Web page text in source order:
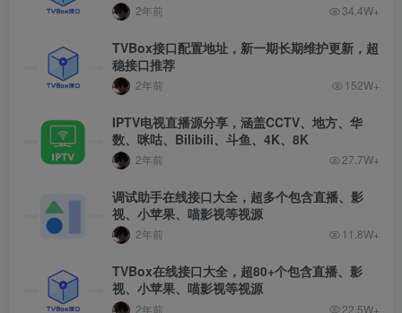
2年前 34.4W+
TVBox接口配置地址，新一期长期维护更新，超
稳接口推荐
2年前 152W+
IPTV电视直播源分享，涵盖CCTV、地方、华
数、咪咕、Bilibili、斗鱼、4K、8K
2年前 27.7W+
调试助手在线接口大全，超多个包含直播、影
视、小苹果、喵影视等视源
2年前 11.8W+
TVBox在线接口大全，超80+个包含直播、影
视、小苹果、喵影视等视源
2年前 22.5W+